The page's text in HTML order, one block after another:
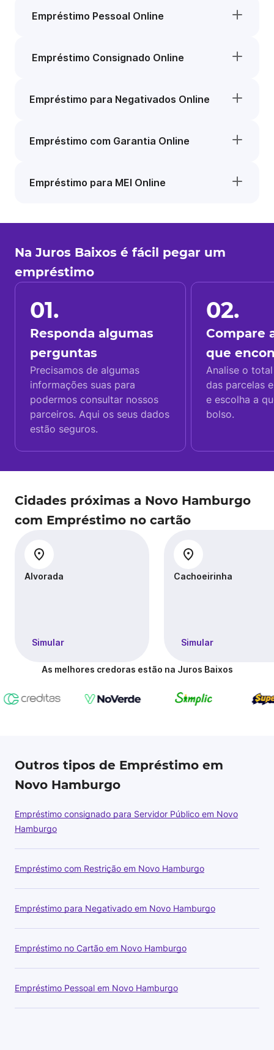
Empréstimo Pessoal Online
Empréstimo Consignado Online
Empréstimo para Negativados Online
Empréstimo com Garantia Online
Empréstimo para MEI Online
Na Juros Baixos é fácil pegar um
empréstimo
01.
Responda algumas
perguntas
Precisamos de algumas
informações suas para
podermos consultar nossos
parceiros. Aqui os seus dados
estão seguros.
02.
Compare
que
Analise o
das parcelas
e escolha a
bolso.
Cidades próximas a Novo Hamburgo
com Empréstimo no cartão
Alvorada
Simular
Cachoeirinha
Simular
As melhores credoras estão na Juros Baixos
Outros tipos de Empréstimo em
Novo Hamburgo
Empréstimo consignado para Servidor Público em Novo
Hamburgo
Empréstimo com Restrição em Novo Hamburgo
Empréstimo para Negativado em Novo Hamburgo
Empréstimo no Cartão em Novo Hamburgo
Empréstimo Pessoal em Novo Hamburgo